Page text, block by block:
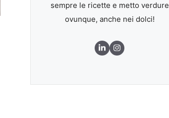
sempre le ricette e metto verdure
ovunque, anche nei dolci!